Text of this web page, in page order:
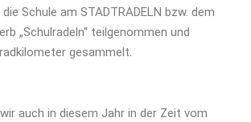
Schule am STADTRADELN bzw. dem
„Schulradeln“ teilgenommen und
gesammelt.
auch in diesem Jahr in der Zeit vom